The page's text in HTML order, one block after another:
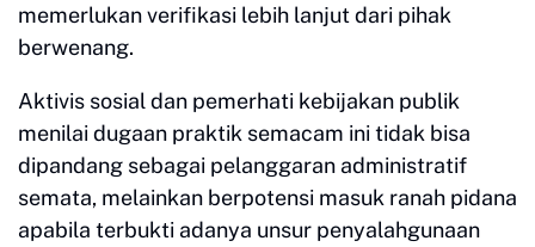
memerlukan verifikasi lebih lanjut dari pihak
berwenang.
Aktivis sosial dan pemerhati kebijakan publik
menilai dugaan praktik semacam ini tidak bisa
dipandang sebagai pelanggaran administratif
semata, melainkan berpotensi masuk ranah pidana
apabila terbukti adanya unsur penyalahgunaan